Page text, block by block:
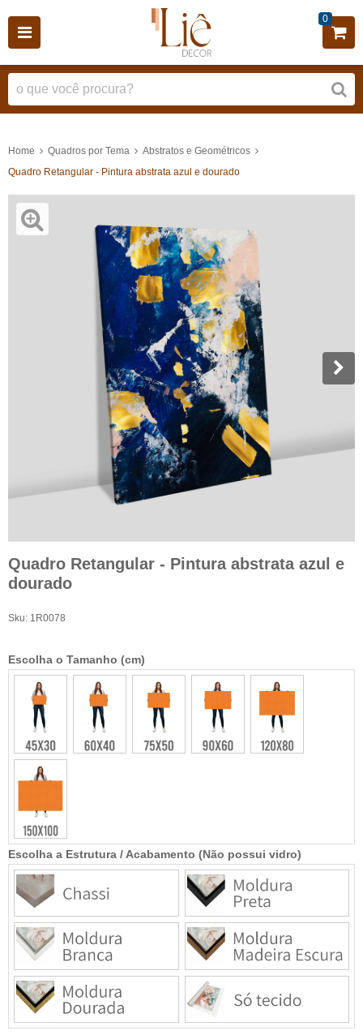
0
Home Quadros por Tema
Abstratos e Geométricos
Quadro Retangular - Pintura abstrata azul e dourado
Quadro Retangular - Pintura abstrata azul e
dourado
Sku: 1R0078
Escolha a Estrutura / Acabamento (Não possui vidro)
Escolha o Tamanho (cm)